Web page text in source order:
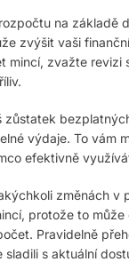
na základě
zvýšit vaši
mincí, zvažte revizi
zůstatek
výdaje. To vám
efektivně
změnách v
protože to může
Pravidelně
s aktuální